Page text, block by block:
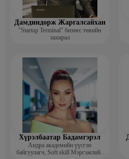
Дамдиндорж Жаргалсайхан
"Startup Terminal" бизнес төвийн
захирал
Хүрэлбаатар Бадамгэрэл
Андра академийн үүсгэн
байгуулагч, Soft skill Мэргэжлийн